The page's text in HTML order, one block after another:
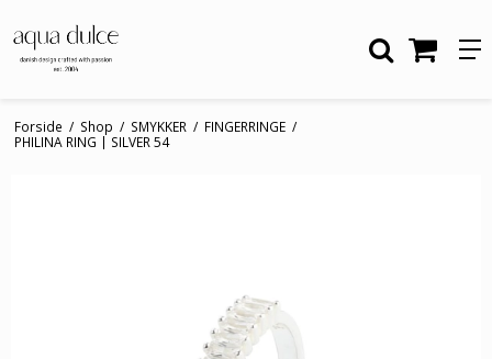
Forside / Shop / SMYKKER / FINGERRINGE /
PHILINA RING | SILVER 54